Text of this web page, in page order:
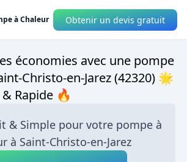
à Chaleur Obtenir un devis gratuit
économies avec une pompe
Christo-en-Jarez (42320) 🌟
Rapide 🔥
& Simple pour votre pompe à
à Saint-Christo-en-Jarez